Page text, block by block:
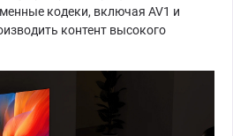
кодеки, включая AV1 и
контент высокого